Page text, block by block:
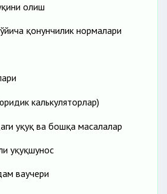
олиш
қонунчилик нормалари
калькуляторлар)
ҳуқуқ ва бошқа масалалар
ҳуқуқшунос
ваучери